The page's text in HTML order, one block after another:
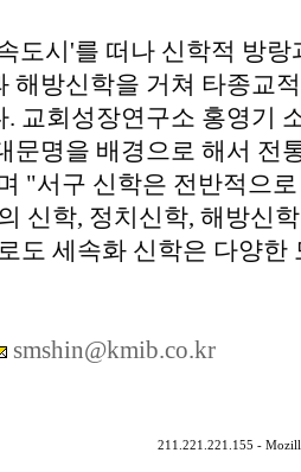
도시'를 떠나 신학적 방
해방신학을 거쳐 타종교
. 교회성장연구소 홍영기
문명을 배경으로 해서 전
"서구 신학은 전반적으
신학, 정치신학, 해방신
도 세속화 신학은 다양
smshin@kmib.co.kr
211.221.221.155 -